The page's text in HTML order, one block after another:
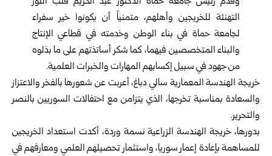
التهنئة للخريجين وأهلهم، متمنياً أن يكونوا خير سفراء
لجامعة حماة في بناء الوطن وخدمته في قطاعي الإنتاج
والبناء المتخصصين فيهما، كما شكر أساتذتهم على ما بذلوه
من جهود في سبيل إكسابهم المهارات والخبرات العلمية.
خريجة الهندسة المعمارية سالي دباغ، أعربت عن شعورها بالفخر والاعتزاز
والسعادة بمناسبة تخرجها، الذي يتزامن مع احتفالات السوريين بالنصر
والتحرير.
بدورها، خريجة الهندسة الزراعية نسمة وردة، أكدت استعداد الخريجين
للمساهمة بإعادة إعمار سوريا، واستثمار تحصيلهم العلمي ومعارفهم في